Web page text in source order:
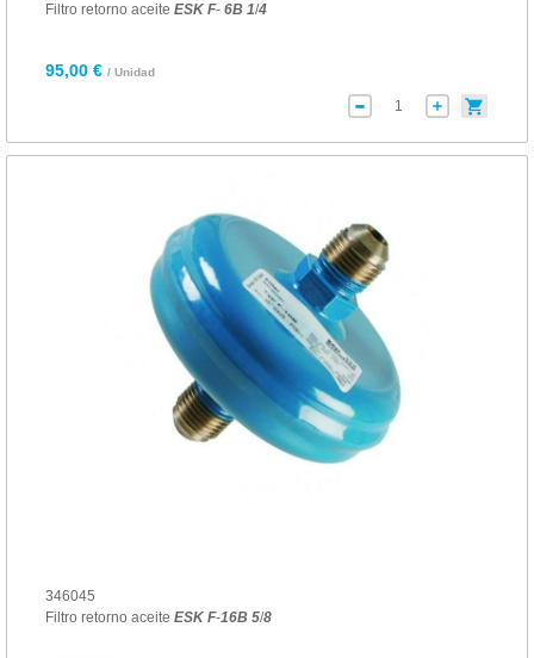
Filtro retorno aceite ESK F- 6B 1/4
95,00 € / Unidad
346045
Filtro retorno aceite ESK F-16B 5/8